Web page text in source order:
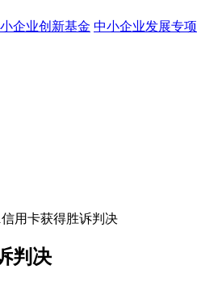
企业创新基金 中小企业发展专项
用卡获得胜诉判决
判决